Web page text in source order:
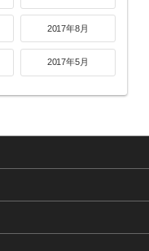
2017年8月
2017年5月